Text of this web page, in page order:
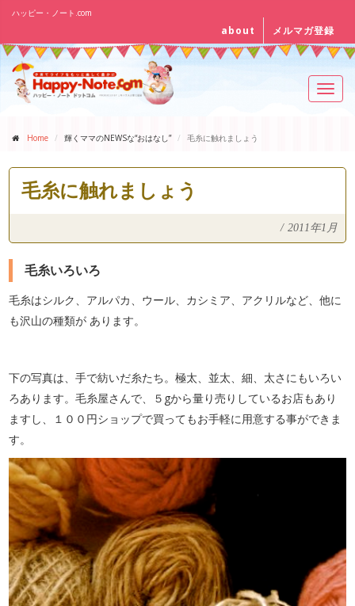
ハッピー・ノート.com
about メルマガ登録
Home 輝くママのNEWSな“おはなし” 毛糸に触れましょう
毛糸に触れましょう
/ 2011年1月
毛糸いろいろ
毛糸はシルク、アルパカ、ウール、カシミア、アクリルなど、他に
も沢山の種類が あります。
下の写真は、手で紡いだ糸たち。極太、並太、細、太さにもいろい
ろあります。毛糸屋さんで、５gから量り売りしているお店もあり
ますし、１００円ショップで買ってもお手軽に用意する事ができま
す。